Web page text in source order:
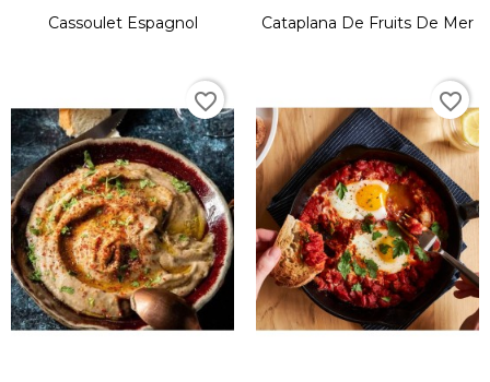
Cassoulet Espagnol Cataplana De Fruits De Mer
favorite_border favorite_border